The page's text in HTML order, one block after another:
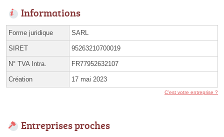
Informations
Forme juridique SARL
SIRET 95263210700019
N° TVA Intra. FR77952632107
Création 17 mai 2023
C'est votre entreprise ?
Entreprises proches